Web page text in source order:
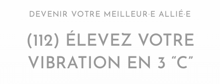
DEVENIR VOTRE MEILLEUR·E ALLIÉ·E
(112) ÉLEVEZ VOTRE
VIBRATION EN 3 “C”